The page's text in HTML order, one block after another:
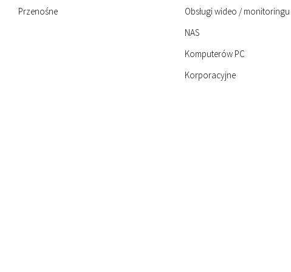
Przenośne
Obsługi wideo / monitoringu
NAS
Komputerów PC
Korporacyjne